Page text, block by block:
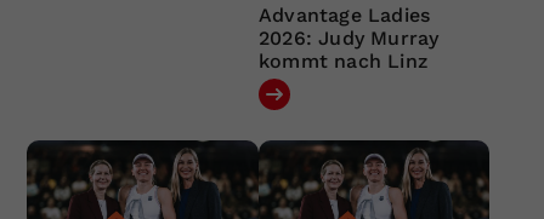
Advantage Ladies
2026: Judy Murray
kommt nach Linz